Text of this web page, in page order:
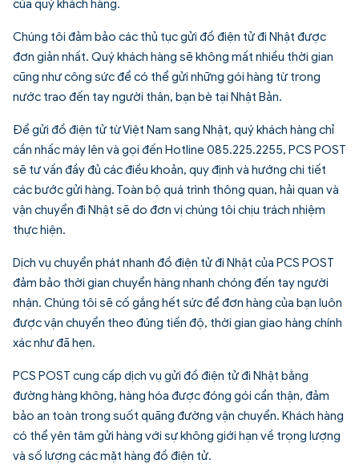
của quý khách hàng.
Chúng tôi đảm bảo các thủ tục gửi đồ điện tử đi Nhật được
đơn giản nhất. Quý khách hàng sẽ không mất nhiều thời gian
cũng như công sức để có thể gửi những gói hàng từ trong
nước trao đến tay người thân, bạn bè tại Nhật Bản.
Để gửi đồ điện tử từ Việt Nam sang Nhật, quý khách hàng chỉ
cần nhấc máy lên và gọi đến Hotline 085.225.2255, PCS POST
sẽ tư vấn đầy đủ các điều khoản, quy định và hướng chi tiết
các bước gửi hàng. Toàn bộ quá trình thông quan, hải quan và
vận chuyển đi Nhật sẽ do đơn vị chúng tôi chịu trách nhiệm
thực hiện.
Dịch vụ chuyển phát nhanh đồ điện tử đi Nhật của PCS POST
đảm bảo thời gian chuyển hàng nhanh chóng đến tay người
nhận. Chúng tôi sẽ cố gắng hết sức để đơn hàng của bạn luôn
được vận chuyển theo đúng tiến độ, thời gian giao hàng chính
xác như đã hẹn.
PCS POST cung cấp dịch vụ gửi đồ điện tử đi Nhật bằng
đường hàng không, hàng hóa được đóng gói cẩn thận, đảm
bảo an toàn trong suốt quãng đường vận chuyển. Khách hàng
có thể yên tâm gửi hàng với sự không giới hạn về trọng lượng
và số lượng các mặt hàng đồ điện tử.